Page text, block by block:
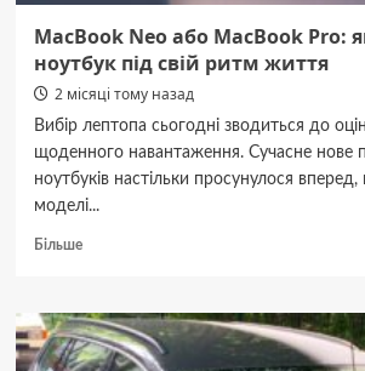
MacBook Neo або MacBook Pro:
ноутбук під свій ритм життя
2 місяці тому назад
Вибір лептопа сьогодні зводиться до
щоденного навантаження. Сучасне нове
ноутбуків настільки просунулося вперед,
моделі...
БільшеДокладніше
Neo
або
MacBook